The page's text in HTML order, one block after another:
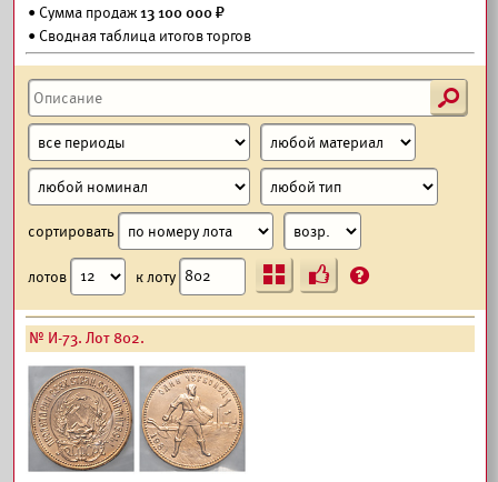
• Сумма продаж13 100 000 ₽
• Сводная таблица итогов торгов
s
сортировать
лотов к лоту Ъ ?
№ И-73. Лот 802.